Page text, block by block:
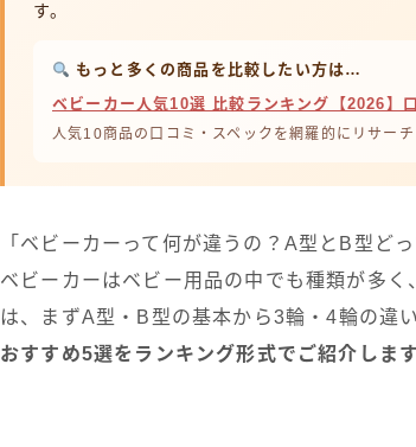
す。
もっと多くの商品を比較したい方は…
ベビーカー人気10選 比較ランキング【2026】
人気10商品の口コミ・スペックを網羅的にリサー
「ベビーカーって何が違うの？A型とB型ど
ベビーカーはベビー用品の中でも種類が多
は、まずA型・B型の基本から3輪・4輪の違
おすすめ5選をランキング形式でご紹介しま